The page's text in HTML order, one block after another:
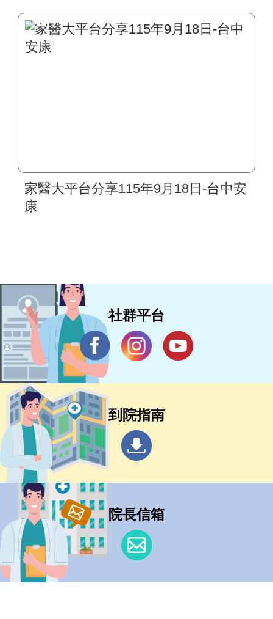
家醫大平台分享115年9月18日-台中安
康
社群平台
到院指南
院長信箱